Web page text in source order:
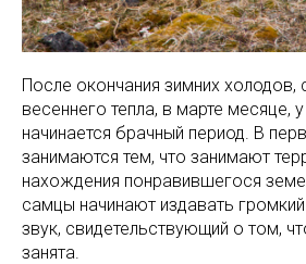
После окончания зимних холодов,
весеннего тепла, в марте месяце,
начинается брачный период. В
занимаются тем, что занимают
нахождения понравившегося
самцы начинают издавать
звук, свидетельствующий о том,
занята.